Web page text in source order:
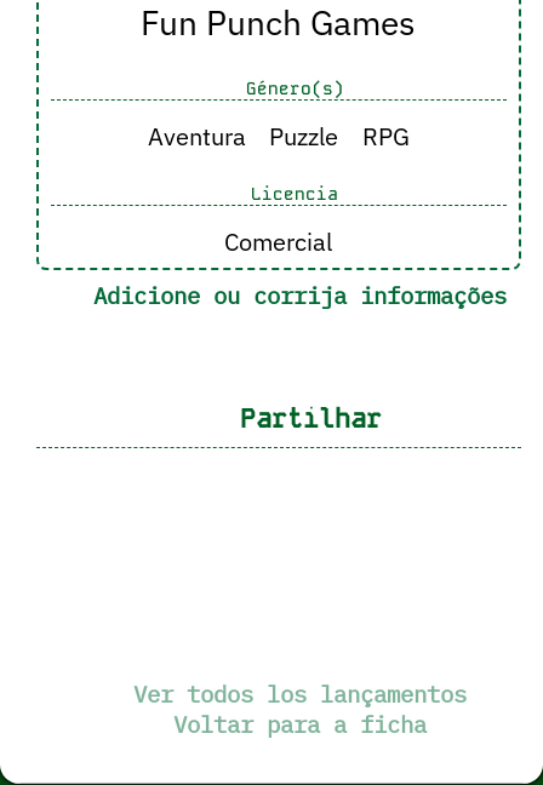
Fun Punch Games
Género(s)
Aventura Puzzle RPG
Licencia
Comercial
Adicione ou corrija informações
Partilhar
Ver todos los lançamentos
Voltar para a ficha